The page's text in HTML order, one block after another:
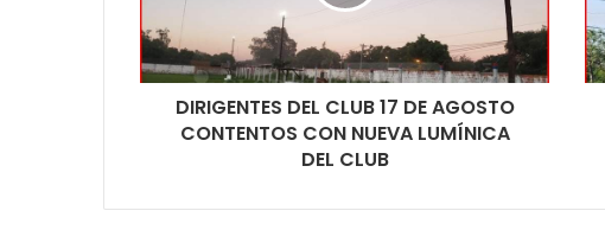
DIRIGENTES DEL CLUB 17 DE AGOSTO
CONTENTOS CON NUEVA LUMÍNICA
DEL CLUB